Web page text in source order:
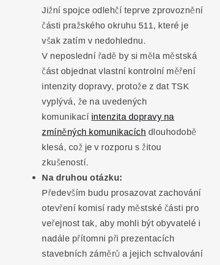
Jižní spojce odlehčí teprve zprovoznění
části pražského okruhu 511, které je
však zatím v nedohlednu.
V neposlední řadě by si měla městská
část objednat vlastní kontrolní měření
intenzity dopravy, protože z dat TSK
vyplývá, že na uvedených
komunikací intenzita dopravy na
zmíněných komunikacích dlouhodobě
klesá, což je v rozporu s žitou
zkušeností.
Na druhou otázku:
Především budu prosazovat zachování
otevření komisí rady městské části pro
veřejnost tak, aby mohli být obyvatelé i
nadále přítomni při prezentacích
stavebních záměrů a jejich schvalování